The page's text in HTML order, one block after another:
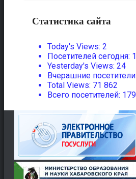
Статистика сайта
Today's Views: 2
Посетителей сегодня: 1
Yesterday's Views: 24
Вчерашние посетители:
Total Views: 71 862
Всего посетителей: